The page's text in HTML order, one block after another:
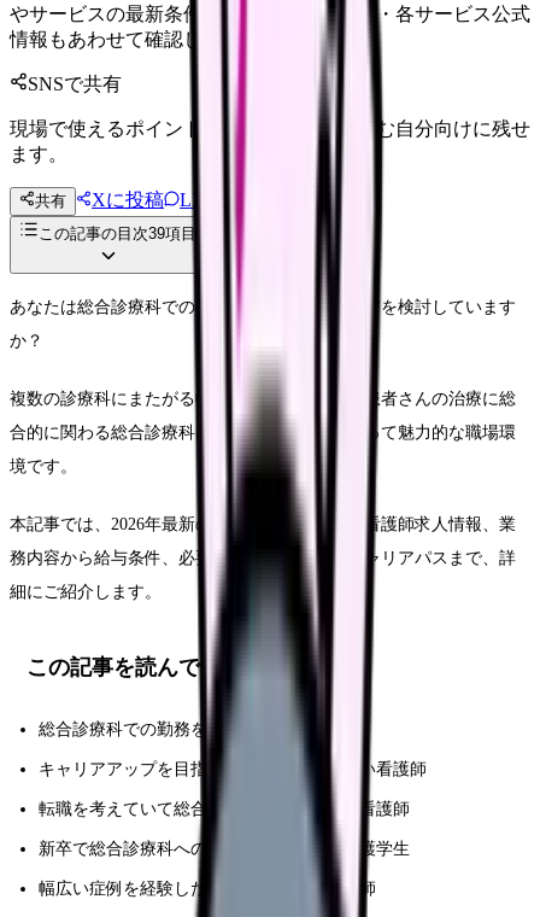
やサービスの最新条件は公的機関・勤務先・各サービス公式
情報もあわせて確認してください。
SNSで共有
現場で使えるポイントを、同僚やあとで読む自分向けに残せ
ます。
共有 Xに投稿 LINE
投稿文コピー
この記事の目次39項目
あなたは総合診療科での看護師としてのキャリアを検討しています
か？
複数の診療科にまたがる幅広い症例に対応し、患者さんの治療に総
合的に関わる総合診療科は、多くの看護師にとって魅力的な職場環
境です。
本記事では、2026年最新の総合診療科における看護師求人情報、業
務内容から給与条件、必要なスキル、そしてキャリアパスまで、詳
細にご紹介します。
この記事を読んでほしい人
総合診療科での勤務を検討している看護師
キャリアアップを目指して専門性を高めたい看護師
転職を考えていて総合診療科に興味がある看護師
新卒で総合診療科への就職を考えている看護学生
幅広い症例を経験したいと考えている看護師